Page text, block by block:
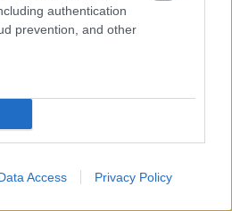
authentication
prevention, and other
Access Privacy Policy
lenned, hogy
– Amerikában élő